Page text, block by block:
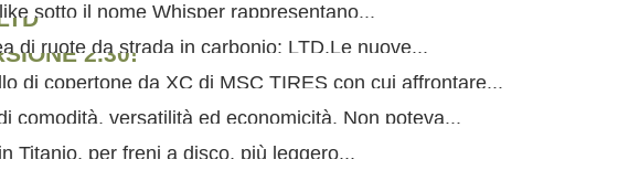
sotto il nome Whisper rappresentano...
LEGGI
di ruote da strada in carbonio: LTD.Le nuove...
LEGGI
2.30!
di copertone da XC di MSC TIRES con cui affrontare...
LEGGI
comodità, versatilità ed economicità. Non poteva...
LEGGI
Titanio, per freni a disco, più leggero...